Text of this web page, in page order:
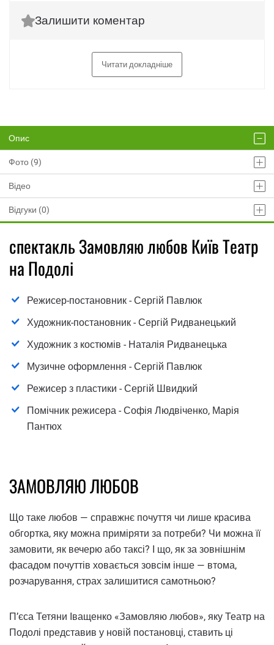
Залишити коментар
Читати докладніше
Опис
Фото (9)
Відео
Відгуки (0)
спектакль Замовляю любов Київ Театр
на Подолі
Режисер-постановник - Сергій Павлюк
Художник-постановник - Сергій Ридванецький
Художник з костюмів - Наталія Ридванецька
Музичне оформлення - Сергій Павлюк
Режисер з пластики - Сергій Швидкий
Помічник режисера - Софія Людвіченко, Марія
Пантюх
ЗАМОВЛЯЮ ЛЮБОВ
Що таке любов — справжнє почуття чи лише красива
обгортка, яку можна приміряти за потреби? Чи можна її
замовити, як вечерю або таксі? І що, як за зовнішнім
фасадом почуттів ховається зовсім інше — втома,
розчарування, страх залишитися самотньою?
П’єса Тетяни Іващенко «Замовляю любов», яку Театр на
Подолі представив у новій постановці, ставить ці